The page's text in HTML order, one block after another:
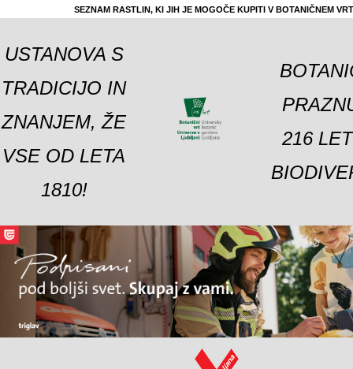
SEZNAM RASTLIN, KI JIH JE MOGOČE KUPITI V BOTANIČNEM
USTANOVA S
TRADICIJO IN
ZNANJEM, ŽE
VSE OD LETA
1810!
216